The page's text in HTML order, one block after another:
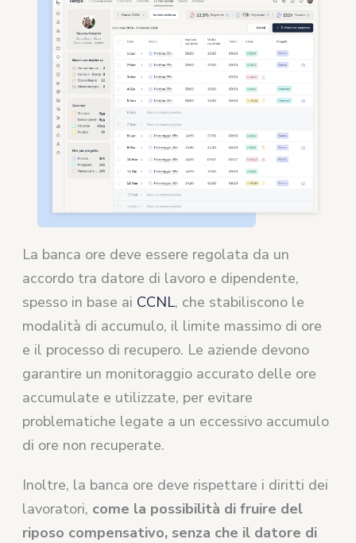
La banca ore deve essere regolata da un
accordo tra datore di lavoro e dipendente,
spesso in base ai CCNL, che stabiliscono le
modalità di accumulo, il limite massimo di ore
e il processo di recupero. Le aziende devono
garantire un monitoraggio accurato delle ore
accumulate e utilizzate, per evitare
problematiche legate a un eccessivo accumulo
di ore non recuperate.
Inoltre, la banca ore deve rispettare i diritti dei
lavoratori, come la possibilità di fruire del
riposo compensativo, senza che il datore di